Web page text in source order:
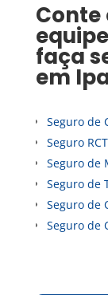
Conte
faça
em
Seguro de
Seguro
Seguro de
Seguro de
Seguro de
Seguro de